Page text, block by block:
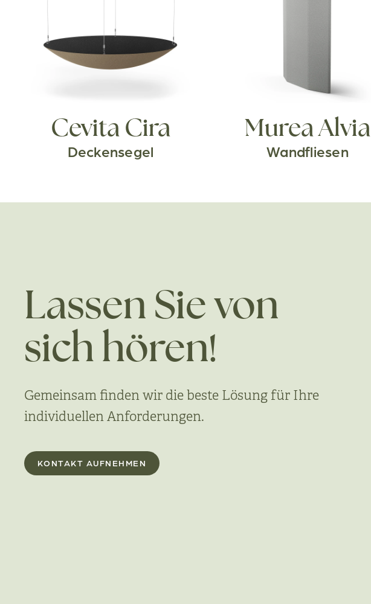
Cevita Cira
Deckensegel
Murea Alvia
Wandfliesen
Lassen Sie von
sich hören!
Gemeinsam finden wir die beste Lösung für Ihre
individuellen Anforderungen.
KONTAKT AUFNEHMEN